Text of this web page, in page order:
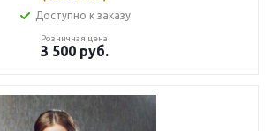
Доступно к заказу
Розничная цена
3 500руб.